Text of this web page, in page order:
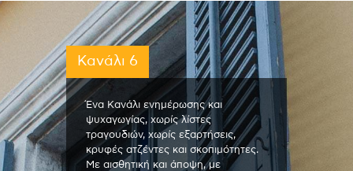
Κανάλι 6
Ένα Κανάλι ενημέρωσης και
ψυχαγωγίας, χωρίς λίστες
τραγουδιών, χωρίς εξαρτήσεις,
κρυφές ατζέντες και σκοπιμότητες.
Με αισθητική και άποψη, με